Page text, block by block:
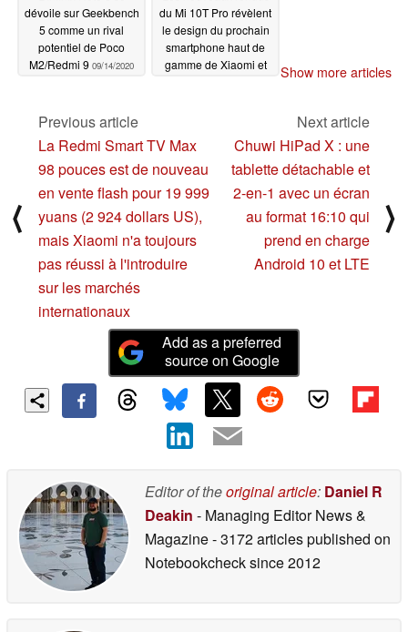
dévoile sur Geekbench
5 comme un rival
potentiel de Poco
M2/Redmi 9 09/14/2020
du Mi 10T Pro révèlent
le design du prochain
smartphone haut de
gamme de Xiaomi et
Show more articles
⟨
Previous article
La Redmi Smart TV Max
98 pouces est de nouveau
en vente flash pour 19 999
yuans (2 924 dollars US),
mais Xiaomi n'a toujours
pas réussi à l'introduire
sur les marchés
internationaux
Next article
Chuwi HiPad X : une
tablette détachable et
2-en-1 avec un écran
au format 16:10 qui
prend en charge
Android 10 et LTE
⟩
Add as a preferred
source on Google
Editor of theoriginal article: Daniel R
Deakin - Managing Editor News &
Magazine- 3172 articles published on
Notebookchecksince 2012